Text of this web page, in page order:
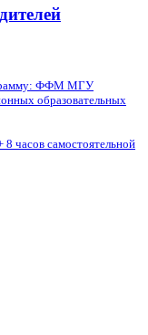
ФФМ МГУ
образовательных
8 часов самостоятельной